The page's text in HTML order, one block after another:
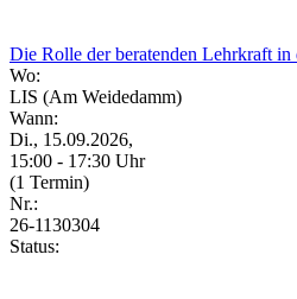
Die Rolle der beratenden Lehrkraft
Wo:
LIS (Am Weidedamm)
Wann:
Di., 15.09.2026,
15:00 - 17:30 Uhr
(1 Termin)
Nr.:
26-1130304
Status: